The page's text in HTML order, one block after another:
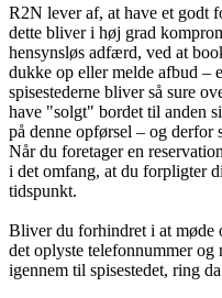
R2N lever af, at have et godt
dette bliver i høj grad
hensynsløs adfærd, ved at
dukke op eller melde afbud –
spisestederne bliver så sure
have "solgt" bordet til anden
på denne opførsel – og derfor
Når du foretager en
i det omfang, at du forpligter
tidspunkt.
Bliver du forhindret i at møde
det oplyste telefonnummer
igennem til spisestedet, ring